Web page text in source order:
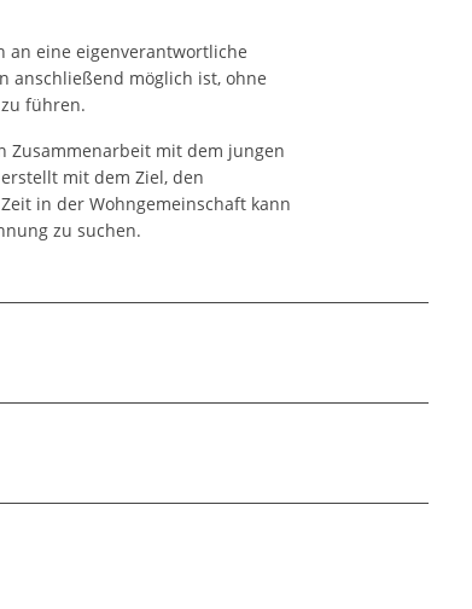
an eine eigenverantwortliche
anschließend möglich ist, ohne
führen.
Zusammenarbeit mit dem jungen
mit dem Ziel, den
in der Wohngemeinschaft kann
zu suchen.